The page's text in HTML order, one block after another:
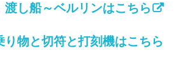
渡し船～ベルリンはこちら
り物と切符と打刻機はこちら